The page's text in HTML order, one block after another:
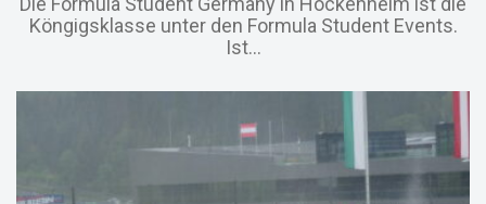
Köngigsklasse unter den Formula Student Events.
Ist...